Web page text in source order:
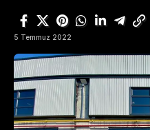
5 Temmuz 2022